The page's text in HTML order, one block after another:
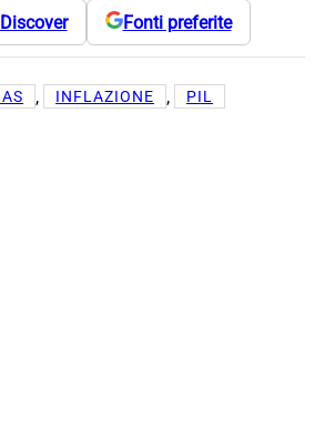
Discover Fonti preferite
, INFLAZIONE , PIL